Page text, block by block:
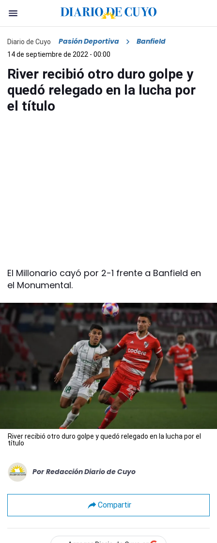
Diario de Cuyo Pasión Deportiva Banfield
14 de septiembre de 2022 - 00:00
River recibió otro duro golpe y
quedó relegado en la lucha por
el título
El Millonario cayó por 2-1 frente a Banfield en
el Monumental.
River recibió otro duro golpe y quedó relegado en la lucha por el
título
Por Redacción Diario de Cuyo
Compartir